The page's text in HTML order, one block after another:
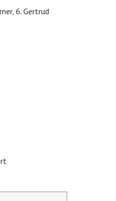
6. Gertrud